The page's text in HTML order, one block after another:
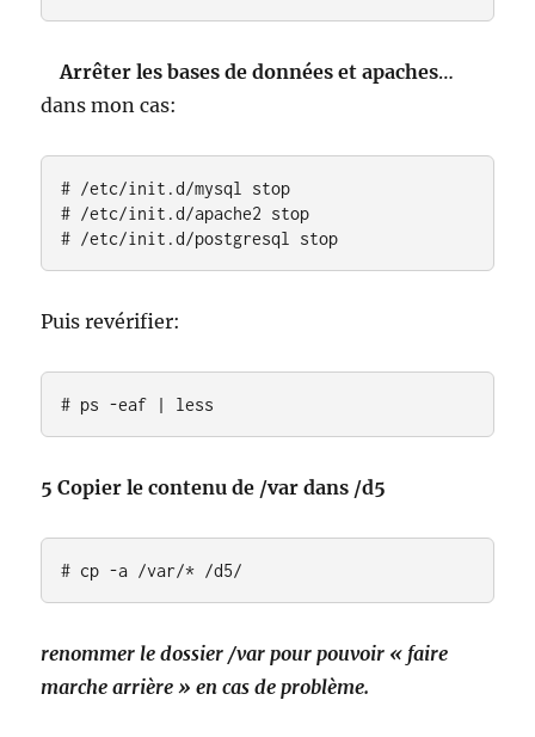
Arrêter les bases de données et apaches…
dans mon cas:
# /etc/init.d/mysql stop
# /etc/init.d/apache2 stop
# /etc/init.d/postgresql stop
Puis revérifier:
# ps -eaf | less
5 Copier le contenu de /var dans /d5
# cp -a /var/* /d5/
renommer le dossier /var pour pouvoir « faire
marche arrière » en cas de problème.